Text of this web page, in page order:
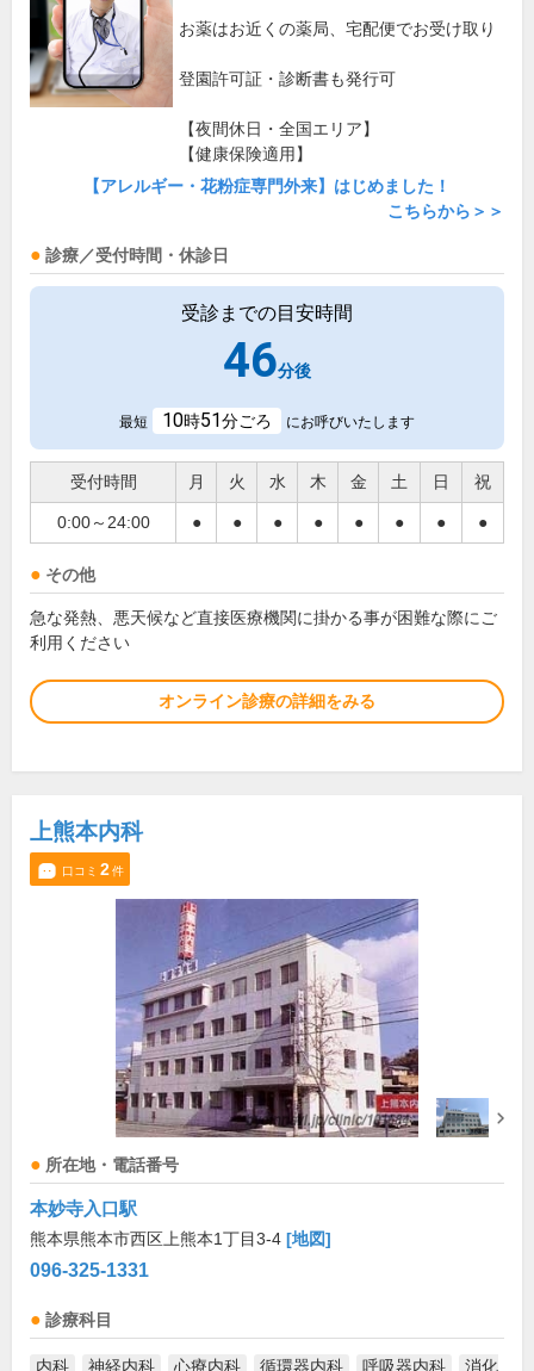
お薬はお近くの薬局、宅配便でお受け取り
登園許可証・診断書も発行可
【夜間休日・全国エリア】
【健康保険適用】
【アレルギー・花粉症専門外来】はじめました！
こちらから＞＞
診療／受付時間・休診日
受診までの目安時間
46分後
最短 10時51分ごろ にお呼びいたします
受付時間 月 火 水 木 金 土 日 祝
0:00～24:00 ● ● ● ● ● ● ● ●
その他
急な発熱、悪天候など直接医療機関に掛かる事が困難な際にご
利用ください
オンライン診療の詳細をみる
上熊本内科
口コミ 2件
所在地・電話番号
本妙寺入口駅
熊本県熊本市西区上熊本1丁目3-4 [地図]
096-325-1331
診療科目
内科 神経内科 心療内科 循環器内科 呼吸器内科
消化